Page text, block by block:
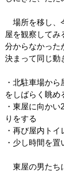
場所を移し、
屋を観察してみ
分からなかった
決まって同じ動
・北駐車場か
をしばらく眺め
・東屋に向か
りをする
・再び屋内トイ
・少し時間を
東屋の男たち